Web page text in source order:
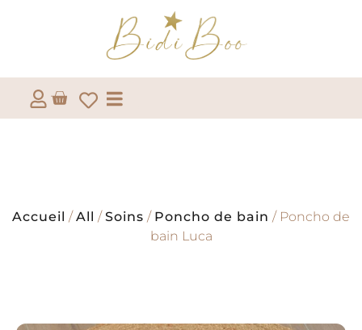
Accueil /All /Soins / Poncho de bain / Poncho de
bain Luca